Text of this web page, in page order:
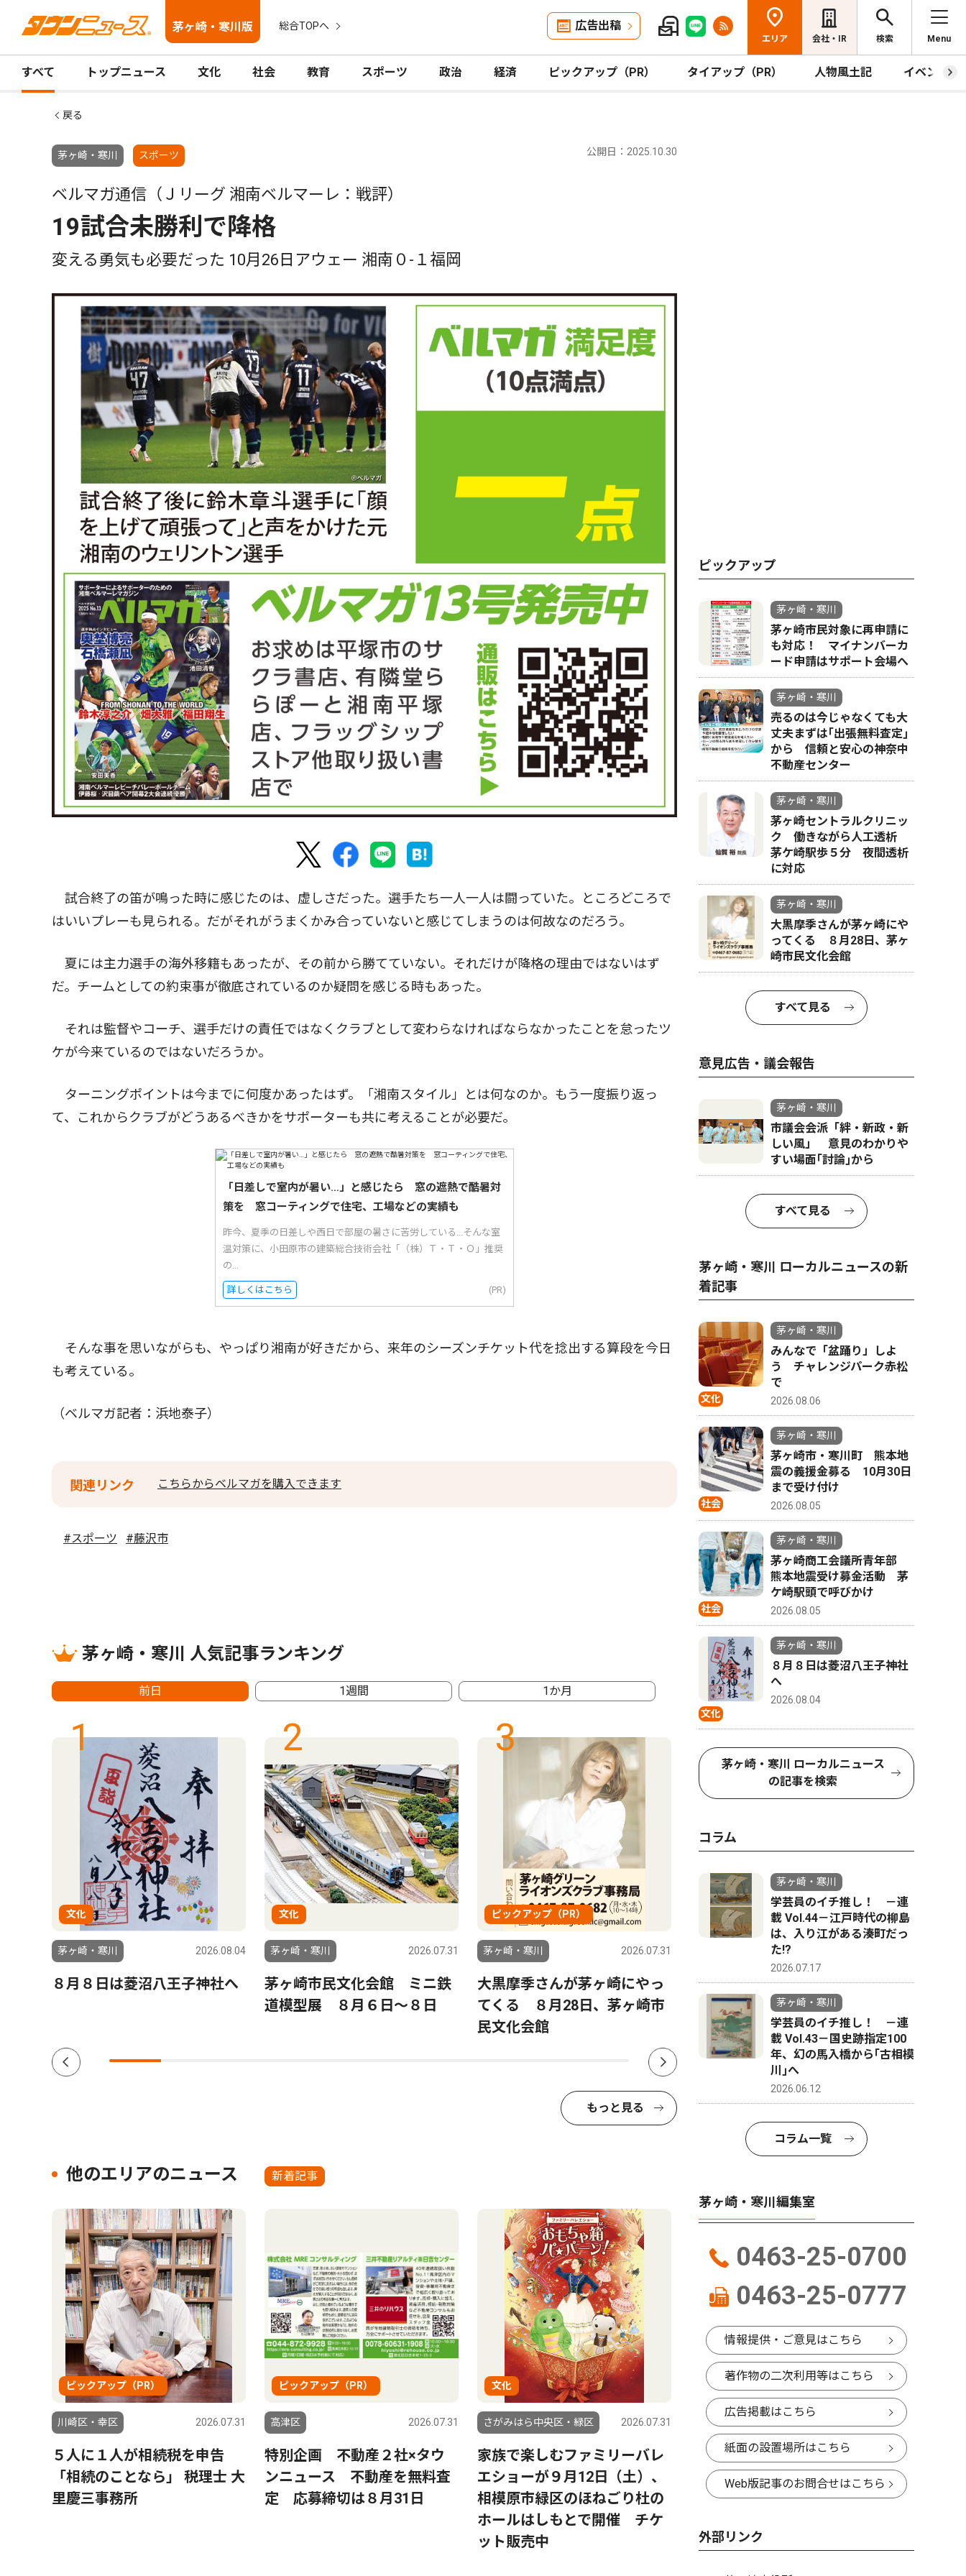
茅ヶ崎・寒川版 総合TOPへ 広告出稿
エリア 会社・IR 検索 Menu
すべて トップニュース 文化 社会 教育 スポーツ 政治 経済 ピックアップ（PR） タイアップ（PR） 人物風土記 イベント
戻る
茅ヶ崎・寒川 スポーツ 公開日：2025.10.30
ベルマガ通信（Ｊリーグ 湘南ベルマーレ：戦評）
19試合未勝利で降格
変える勇気も必要だった 10月26日アウェー 湘南０-１福岡
試合終了の笛が鳴った時に感じたのは、虚しさだった。選手たち一人一人は闘っていた。ところどころで
はいいプレーも見られる。だがそれがうまくかみ合っていないと感じてしまうのは何故なのだろう。
夏には主力選手の海外移籍もあったが、その前から勝てていない。それだけが降格の理由ではないはず
だ。チームとしての約束事が徹底されているのか疑問を感じる時もあった。
それは監督やコーチ、選手だけの責任ではなくクラブとして変わらなければならなかったことを怠ったツ
ケが今来ているのではないだろうか。
ターニングポイントは今までに何度かあったはず。「湘南スタイル」とは何なのか。もう一度振り返っ
て、これからクラブがどうあるべきかをサポーターも共に考えることが必要だ。
「日差しで室内が暑い…」と感じたら 窓の遮熱で酷暑対
策を 窓コーティングで住宅、工場などの実績も
昨今、夏季の日差しや西日で部屋の暑さに苦労している...そんな室
温対策に、小田原市の建築総合技術会社「（株）Ｔ・Ｔ・Ｏ」推奨
の...
詳しくはこちら (PR)
そんな事を思いながらも、やっぱり湘南が好きだから、来年のシーズンチケット代を捻出する算段を今日
も考えている。
（ベルマガ記者：浜地泰子）
関連リンク こちらからベルマガを購入できます
#スポーツ #藤沢市
茅ヶ崎・寒川 人気記事ランキング
前日 1週間 1か月
1
文化
茅ヶ崎・寒川 2026.08.04
８月８日は菱沼八王子神社へ
2
文化
茅ヶ崎・寒川 2026.07.31
茅ヶ崎市民文化会館 ミニ鉄
道模型展 ８月６日〜８日
3
ピックアップ（PR）
茅ヶ崎・寒川 2026.07.31
大黒摩季さんが茅ヶ崎にやっ
てくる ８月28日、茅ヶ崎市
民文化会館
4
文化
寒川神社参集殿で夏祭り 盆
踊りや縁日で活気
茅ヶ崎
か
もっと見る
他のエリアのニュース 新着記事
ピックアップ（PR）
川崎区・幸区 2026.07.31
５人に１人が相続税を申告
「相続のことなら」 税理士 大
里慶三事務所
ピックアップ（PR）
高津区 2026.07.31
特別企画 不動産２社×タウ
ンニュース 不動産を無料査
定 応募締切は８月31日
文化
さがみはら中央区・緑区 2026.07.31
家族で楽しむファミリーバレ
エショーが９月12日（土）、
相模原市緑区のほねごり杜の
ホールはしもとで開催 チケ
ット販売中
ピックアップ
茅ヶ崎・寒川
茅ヶ崎市民対象に再申請に
も対応！ マイナンバーカ
ード申請はサポート会場へ
茅ヶ崎・寒川
売るのは今じゃなくても大
丈夫まずは｢出張無料査定｣
から 信頼と安心の神奈中
不動産センター
茅ヶ崎・寒川
茅ヶ崎セントラルクリニッ
ク 働きながら人工透析
茅ケ崎駅歩５分 夜間透析
に対応
茅ヶ崎・寒川
大黒摩季さんが茅ヶ崎にや
ってくる ８月28日、茅ヶ
崎市民文化会館
すべて見る
意見広告・議会報告
茅ヶ崎・寒川
市議会会派「絆・新政・新
しい風」 意見のわかりや
すい場面｢討論｣から
すべて見る
茅ヶ崎・寒川 ローカルニュースの新
着記事
文化
茅ヶ崎・寒川
みんなで「盆踊り」しよ
う チャレンジパーク赤松
で
2026.08.06
社会
茅ヶ崎・寒川
茅ヶ崎市・寒川町 熊本地
震の義援金募る 10月30日
まで受け付け
2026.08.05
社会
茅ヶ崎・寒川
茅ヶ崎商工会議所青年部
熊本地震受け募金活動 茅
ケ崎駅頭で呼びかけ
2026.08.05
文化
茅ヶ崎・寒川
８月８日は菱沼八王子神社
へ
2026.08.04
茅ヶ崎・寒川 ローカルニュース
の記事を検索
コラム
茅ヶ崎・寒川
学芸員のイチ推し！ －連
載 Vol.44－江戸時代の柳島
は、入り江がある湊町だっ
た!?
2026.07.17
茅ヶ崎・寒川
学芸員のイチ推し！ －連
載 Vol.43－国史跡指定100
年、幻の馬入橋から｢古相模
川｣へ
2026.06.12
コラム一覧
茅ヶ崎・寒川編集室
0463-25-0700
0463-25-0777
情報提供・ご意見はこちら
著作物の二次利用等はこちら
広告掲載はこちら
紙面の設置場所はこちら
Web版記事のお問合せはこちら
外部リンク